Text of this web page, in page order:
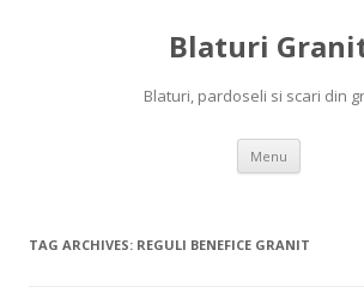
Blaturi
Blaturi, pardoseli si scari din
Menu Skip to
TAG ARCHIVES: REGULI BENEFICE GRANIT